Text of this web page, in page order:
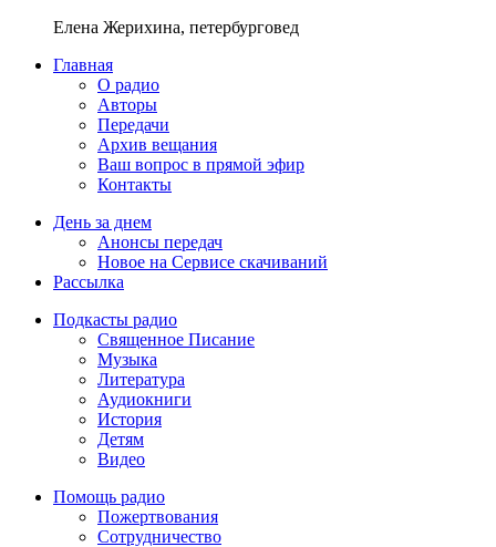
Елена Жерихина, петербурговед
Главная
О радио
Авторы
Передачи
Архив вещания
Ваш вопрос в прямой эфир
Контакты
День за днем
Анонсы передач
Новое на Сервисе скачиваний
Рассылка
Подкасты радио
Священное Писание
Музыка
Литература
Аудиокниги
История
Детям
Видео
Помощь радио
Пожертвования
Сотрудничество